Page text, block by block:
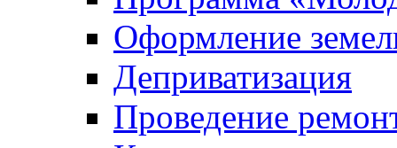
Оформление
Деприватизация
Проведение